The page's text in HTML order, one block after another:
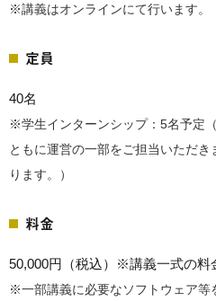
※講義はオンラインにて行います。
定員
40名
※学生インターンシップ：5名予定
ともに運営の一部をご担当いただ
ります。）
料金
50,000円（税込）※講義一式の料
※一部講義に必要なソフトウェア等